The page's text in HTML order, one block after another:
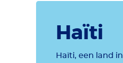
Haïti
Haïti, een land in